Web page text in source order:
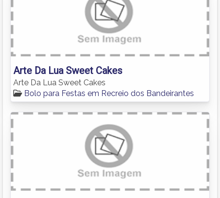
Arte Da Lua Sweet Cakes
Arte Da Lua Sweet Cakes
Bolo para Festas em Recreio dos Bandeirantes